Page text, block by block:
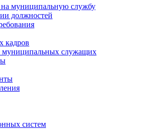
муниципальную службу
должностей
кадров
муниципальных служащих
систем